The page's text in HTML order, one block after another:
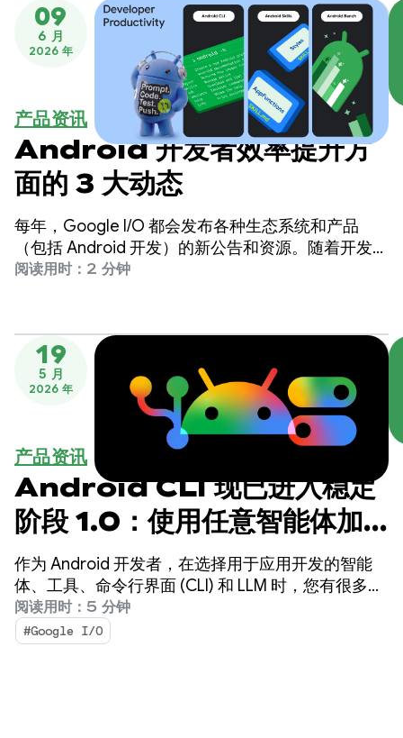
09
6 月
2026 年
产品资讯
Android 开发者效率提升方
面的 3 大动态
每年，Google I/O 都会发布各种生态系统和产品
（包括 Android 开发）的新公告和资源。随着开发工
作转向 AI 和智能体辅助工具，我们扩展了产品，以
阅读用时：2 分钟
19
5 月
2026 年
产品资讯
Android CLI 现已进入稳定
阶段 1.0：使用任意智能体加
速 Android 开发
作为 Android 开发者，在选择用于应用开发的智能
体、工具、命令行界面 (CLI) 和 LLM 时，您有很多选
择。
阅读用时：5 分钟
#Google I/O